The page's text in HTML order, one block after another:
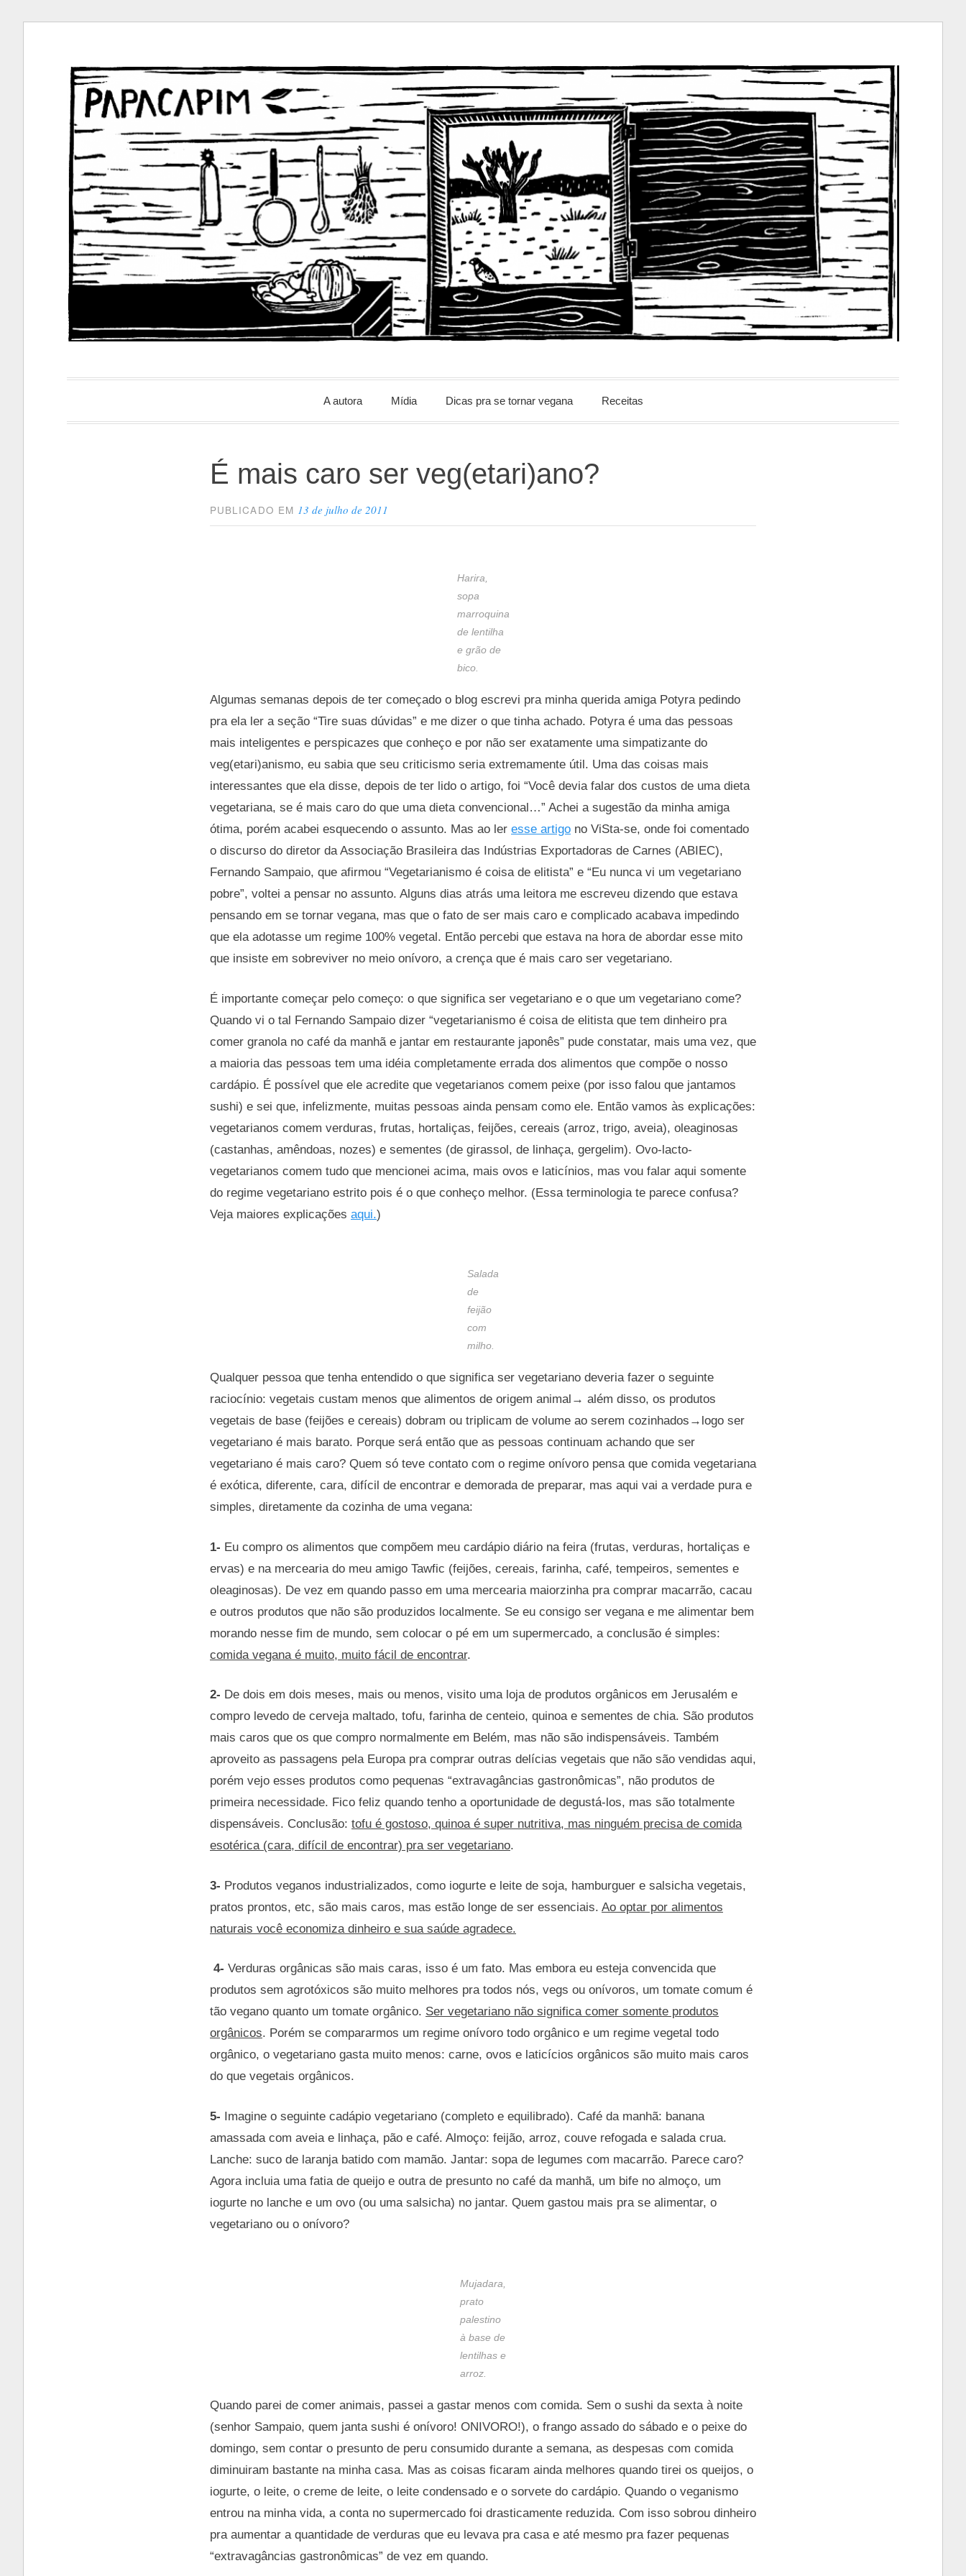
conteúdo
PapacapimA autora Mídia Dicas pra se tornar vegana Receitas
É mais caro ser veg(etari)ano?
PUBLICADO EM 13 de julho de 2011
Harira,
sopa
marroquina
de lentilha
e grão de
bico.
Algumas semanas depois de ter começado o blog escrevi pra minha querida amiga Potyra pedindo
pra ela ler a seção “Tire suas dúvidas” e me dizer o que tinha achado. Potyra é uma das pessoas
mais inteligentes e perspicazes que conheço e por não ser exatamente uma simpatizante do
veg(etari)anismo, eu sabia que seu criticismo seria extremamente útil. Uma das coisas mais
interessantes que ela disse, depois de ter lido o artigo, foi “Você devia falar dos custos de uma dieta
vegetariana, se é mais caro do que uma dieta convencional…” Achei a sugestão da minha amiga
ótima, porém acabei esquecendo o assunto. Mas ao ler esse artigo no ViSta-se, onde foi comentado
o discurso do diretor da Associação Brasileira das Indústrias Exportadoras de Carnes (ABIEC),
Fernando Sampaio, que afirmou “Vegetarianismo é coisa de elitista” e “Eu nunca vi um vegetariano
pobre”, voltei a pensar no assunto. Alguns dias atrás uma leitora me escreveu dizendo que estava
pensando em se tornar vegana, mas que o fato de ser mais caro e complicado acabava impedindo
que ela adotasse um regime 100% vegetal. Então percebi que estava na hora de abordar esse mito
que insiste em sobreviver no meio onívoro, a crença que é mais caro ser vegetariano.
É importante começar pelo começo: o que significa ser vegetariano e o que um vegetariano come?
Quando vi o tal Fernando Sampaio dizer “vegetarianismo é coisa de elitista que tem dinheiro pra
comer granola no café da manhã e jantar em restaurante japonês” pude constatar, mais uma vez, que
a maioria das pessoas tem uma idéia completamente errada dos alimentos que compõe o nosso
cardápio. É possível que ele acredite que vegetarianos comem peixe (por isso falou que jantamos
sushi) e sei que, infelizmente, muitas pessoas ainda pensam como ele. Então vamos às explicações:
vegetarianos comem verduras, frutas, hortaliças, feijões, cereais (arroz, trigo, aveia), oleaginosas
(castanhas, amêndoas, nozes) e sementes (de girassol, de linhaça, gergelim). Ovo-lacto-
vegetarianos comem tudo que mencionei acima, mais ovos e laticínios, mas vou falar aqui somente
do regime vegetariano estrito pois é o que conheço melhor. (Essa terminologia te parece confusa?
Veja maiores explicações aqui.)
Salada
de
feijão
com
milho.
Qualquer pessoa que tenha entendido o que significa ser vegetariano deveria fazer o seguinte
raciocínio: vegetais custam menos que alimentos de origem animal→ além disso, os produtos
vegetais de base (feijões e cereais) dobram ou triplicam de volume ao serem cozinhados→logo ser
vegetariano é mais barato. Porque será então que as pessoas continuam achando que ser
vegetariano é mais caro? Quem só teve contato com o regime onívoro pensa que comida vegetariana
é exótica, diferente, cara, difícil de encontrar e demorada de preparar, mas aqui vai a verdade pura e
simples, diretamente da cozinha de uma vegana:
1- Eu compro os alimentos que compõem meu cardápio diário na feira (frutas, verduras, hortaliças e
ervas) e na mercearia do meu amigo Tawfic (feijões, cereais, farinha, café, tempeiros, sementes e
oleaginosas). De vez em quando passo em uma mercearia maiorzinha pra comprar macarrão, cacau
e outros produtos que não são produzidos localmente. Se eu consigo ser vegana e me alimentar bem
morando nesse fim de mundo, sem colocar o pé em um supermercado, a conclusão é simples:
comida vegana é muito, muito fácil de encontrar.
2- De dois em dois meses, mais ou menos, visito uma loja de produtos orgânicos em Jerusalém e
compro levedo de cerveja maltado, tofu, farinha de centeio, quinoa e sementes de chia. São produtos
mais caros que os que compro normalmente em Belém, mas não são indispensáveis. Também
aproveito as passagens pela Europa pra comprar outras delícias vegetais que não são vendidas aqui,
porém vejo esses produtos como pequenas “extravagâncias gastronômicas”, não produtos de
primeira necessidade. Fico feliz quando tenho a oportunidade de degustá-los, mas são totalmente
dispensáveis. Conclusão: tofu é gostoso, quinoa é super nutritiva, mas ninguém precisa de comida
esotérica (cara, difícil de encontrar) pra ser vegetariano.
3- Produtos veganos industrializados, como iogurte e leite de soja, hamburguer e salsicha vegetais,
pratos prontos, etc, são mais caros, mas estão longe de ser essenciais. Ao optar por alimentos
naturais você economiza dinheiro e sua saúde agradece.
4- Verduras orgânicas são mais caras, isso é um fato. Mas embora eu esteja convencida que
produtos sem agrotóxicos são muito melhores pra todos nós, vegs ou onívoros, um tomate comum é
tão vegano quanto um tomate orgânico. Ser vegetariano não significa comer somente produtos
orgânicos. Porém se compararmos um regime onívoro todo orgânico e um regime vegetal todo
orgânico, o vegetariano gasta muito menos: carne, ovos e laticícios orgânicos são muito mais caros
do que vegetais orgânicos.
5- Imagine o seguinte cadápio vegetariano (completo e equilibrado). Café da manhã: banana
amassada com aveia e linhaça, pão e café. Almoço: feijão, arroz, couve refogada e salada crua.
Lanche: suco de laranja batido com mamão. Jantar: sopa de legumes com macarrão. Parece caro?
Agora incluia uma fatia de queijo e outra de presunto no café da manhã, um bife no almoço, um
iogurte no lanche e um ovo (ou uma salsicha) no jantar. Quem gastou mais pra se alimentar, o
vegetariano ou o onívoro?
Mujadara,
prato
palestino
à base de
lentilhas e
arroz.
Quando parei de comer animais, passei a gastar menos com comida. Sem o sushi da sexta à noite
(senhor Sampaio, quem janta sushi é onívoro! ONIVORO!), o frango assado do sábado e o peixe do
domingo, sem contar o presunto de peru consumido durante a semana, as despesas com comida
diminuiram bastante na minha casa. Mas as coisas ficaram ainda melhores quando tirei os queijos, o
iogurte, o leite, o creme de leite, o leite condensado e o sorvete do cardápio. Quando o veganismo
entrou na minha vida, a conta no supermercado foi drasticamente reduzida. Com isso sobrou dinheiro
pra aumentar a quantidade de verduras que eu levava pra casa e até mesmo pra fazer pequenas
“extravagâncias gastronômicas” de vez em quando.